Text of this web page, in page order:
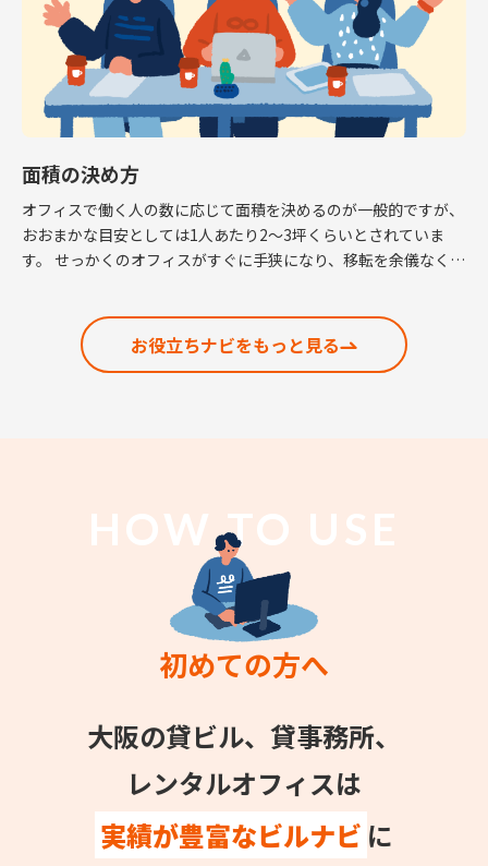
面積の決め方
オフィスで働く人の数に応じて面積を決めるのが一般的ですが、
おおまかな目安としては1人あたり2～3坪くらいとされていま
す。 せっかくのオフィスがすぐに手狭になり、移転を余儀なくさ
お役立ちナビをもっと見る
HOW TO USE
初めての方へ
大阪の貸ビル、貸事務所、
レンタルオフィスは
実績が豊富なビルナビ に